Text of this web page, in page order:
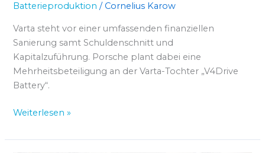
Batterieproduktion / Cornelius Karow
Varta steht vor einer umfassenden finanziellen
Sanierung samt Schuldenschnitt und
Kapitalzuführung. Porsche plant dabei eine
Mehrheitsbeteiligung an der Varta-Tochter „V4Drive
Battery“.
Weiterlesen »